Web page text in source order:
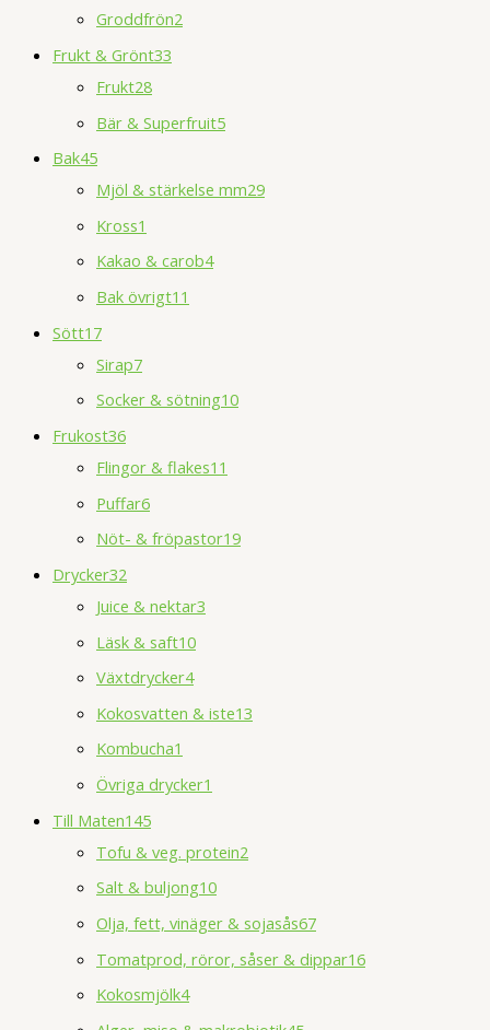
Groddfrön2
Frukt & Grönt33
Frukt28
Bär & Superfruit5
Bak45
Mjöl & stärkelse mm29
Kross1
Kakao & carob4
Bak övrigt11
Sött17
Sirap7
Socker & sötning10
Frukost36
Flingor & flakes11
Puffar6
Nöt- & fröpastor19
Drycker32
Juice & nektar3
Läsk & saft10
Växtdrycker4
Kokosvatten & iste13
Kombucha1
Övriga drycker1
Till Maten145
Tofu & veg. protein2
Salt & buljong10
Olja, fett, vinäger & sojasås67
Tomatprod, röror, såser & dippar16
Kokosmjölk4